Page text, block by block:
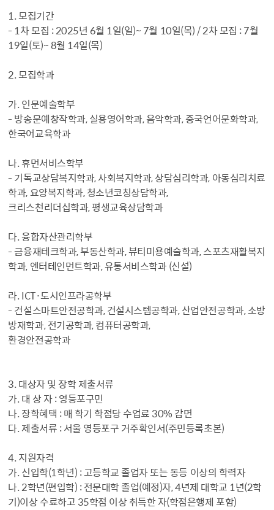
1. 모집기간
- 1차 모집 : 2025년 6월 1일(일)~ 7월 10일(목) / 2차 모집 : 7월
19일(토)~ 8월 14일(목)
2. 모집학과
가. 인문예술학부
- 방송문예창작학과, 실용영어학과, 음악학과, 중국언어문화학과,
한국어교육학과
나. 휴먼서비스학부
- 기독교상담복지학과, 사회복지학과, 상담심리학과, 아동심리치료
학과, 요양복지학과, 청소년코칭상담학과,
크리스천리더십학과, 평생교육상담학과
다. 융합자산관리학부
- 금융재테크학과, 부동산학과, 뷰티미용예술학과, 스포츠재활복지
학과, 엔터테인먼트학과, 유통서비스학과 (신설)
라. ICT·도시인프라공학부
- 건설스마트안전공학과, 건설시스템공학과, 산업안전공학과, 소방
방재학과, 전기공학과, 컴퓨터공학과,
환경안전공학과
3. 대상자 및 장학 제출서류
가. 대 상 자 : 영등포구민
나. 장학혜택 : 매 학기 학점당 수업료 30% 감면
다. 제출서류 : 서울 영등포구 거주확인서(주민등록초본)
4. 지원자격
가. 신입학(1학년) : 고등학교 졸업자 또는 동등 이상의 학력자
나. 2학년(편입학) : 전문대학 졸업(예정)자, 4년제 대학교 1년(2학
기)이상 수료하고 35학점 이상 취득한 자(학점은행제 포함)